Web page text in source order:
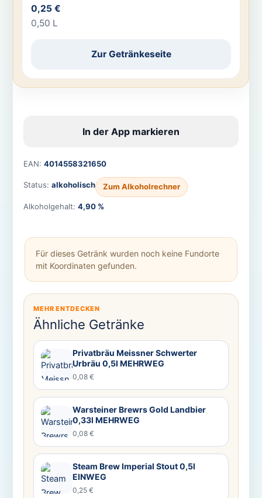
0,25 €
0,50 L
Zur Getränkeseite
In der App markieren
EAN: 4014558321650
Status: alkoholisch Zum Alkoholrechner
Alkoholgehalt: 4,90 %
Für dieses Getränk wurden noch keine Fundorte
mit Koordinaten gefunden.
MEHR ENTDECKEN
Ähnliche Getränke
Privatbräu Meissner Schwerter
Urbräu 0,5l MEHRWEG
0,08 €
Warsteiner Brewrs Gold Landbier
0,33l MEHRWEG
0,08 €
Steam Brew Imperial Stout 0,5l
EINWEG
0,25 €